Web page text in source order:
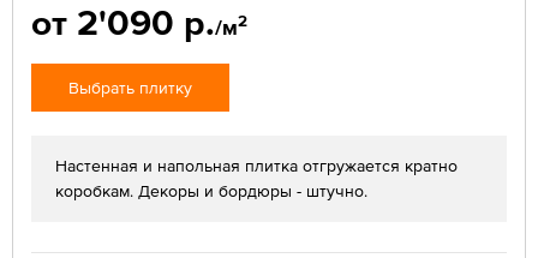
от 2'090 р./м2
Выбрать плитку
Настенная и напольная плитка отгружается кратно
коробкам. Декоры и бордюры - штучно.